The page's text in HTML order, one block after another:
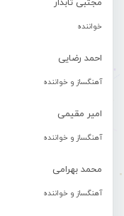
مجتبی تابدار
خواننده
احمد رضایی
آهنگساز و خواننده
امیر مقیمی
آهنگساز و خواننده
محمد بهرامی
آهنگساز و خواننده